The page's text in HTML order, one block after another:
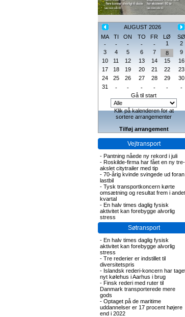
AUGUST 2026
MA
TI ON TO FR LØ
SØ
-
- - - - 1
2
3
4 5 6 7 8
9
10
11 12 13 14 15
16
17
18 19 20 21 22
23
24
25 26 27 28 29
30
31
- - - - -
-
Gå til start
Klik på kalenderen for at
sortere arrangementer
Tilføj arrangement
Vejtransport
- Pantning nåede ny rekord i juli
- Roskilde-firma har fået en ny tre-
akslet citytrailer med tip
- 70-årig kvinde svingede ud foran
lastbil
- Tysk transportkoncern kørte
omsætning og resultat frem i andet
kvartal
- En halv times daglig fysisk
aktivitet kan forebygge alvorlig
stress
Søtransport
- En halv times daglig fysisk
aktivitet kan forebygge alvorlig
stress
- Tre rederier er indstillet til
diversitetspris
- Islandsk rederi-koncern har
nyt kølehus i Aarhus i brug
- Finsk rederi med ruter til
Danmark transporterede mere
gods
- Optaget på de maritime
uddannelser er 17 procent højere
end i 2022